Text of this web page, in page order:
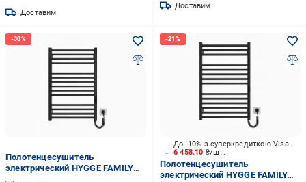
Доставим
Доставим
Полотенцесушитель
электрический HYGGE FAMILY
HF Derby TR K 770х530 мм
6 458.10 ₴/шт.
До -10% з суперкредиткою Visa Вигода
Полотенцесушитель
электрический HYGGE FAMILY